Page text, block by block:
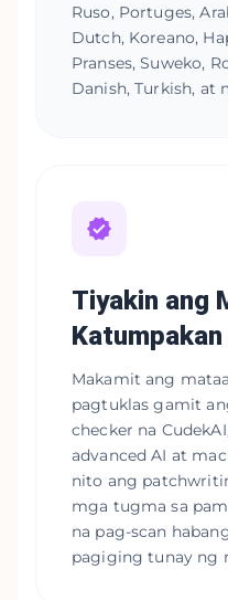
Ruso, Portuges,
Dutch, Koreano,
Pranses, Suweko,
Danish, Turkish, at
Tiyakin ang
Katumpakan
Makamit ang
pagtuklas gamit
checker na
advanced AI at
nito ang
mga tugma sa
na pag-scan
pagiging tunay ng